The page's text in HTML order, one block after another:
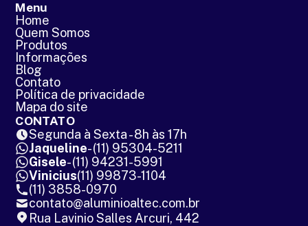
Menu
Home
Quem Somos
Produtos
Informações
Blog
Contato
Política de privacidade
Mapa do site
CONTATO
Segunda à Sexta - 8h às 17h
Jaqueline- (11) 95304-5211
Gisele- (11) 94231-5991
Vinicius(11) 99873-1104
(11) 3858-0970
contato@aluminioaltec.com.br
Rua Lavinio Salles Arcuri, 442